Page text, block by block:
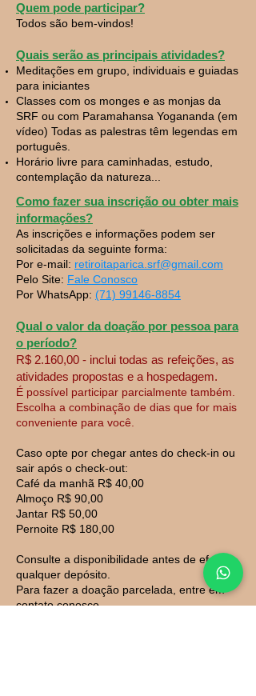
Quem pode participar?
Todos são bem-vindos!
Quais serão as principais atividades?
Meditações em grupo, individuais e guiadas
para iniciantes
Classes com os monges e as monjas da
SRF ou com Paramahansa Yogananda (em
vídeo) Todas as palestras têm legendas em
português.
Horário livre para caminhadas, estudo,
contemplação da natureza...
Como fazer sua inscrição ou obter mais
informações?
As inscrições e informações podem ser
solicitadas da seguinte forma:
Por e-mail: retiroitaparica.srf@gmail.com
Pelo Site: Fale Conosco
Por WhatsApp: (71) 99146-8854
Qual o valor da doação por pessoa para
o período?
R$ 2.160,00 - inclui todas as refeições, as
atividades propostas e a hospedagem.
É possível participar parcialmente também.
Escolha a combinação de dias que for mais
conveniente para você.
Caso opte por chegar antes do check-in ou
sair após o check-out:
Café da manhã R$ 40,00
Almoço R$ 90,00
Jantar R$ 50,00
Pernoite R$ 180,00
Consulte a disponibilidade antes de efetuar
qualquer depósito.
Para fazer a doação parcelada, entre em
contato conosco.